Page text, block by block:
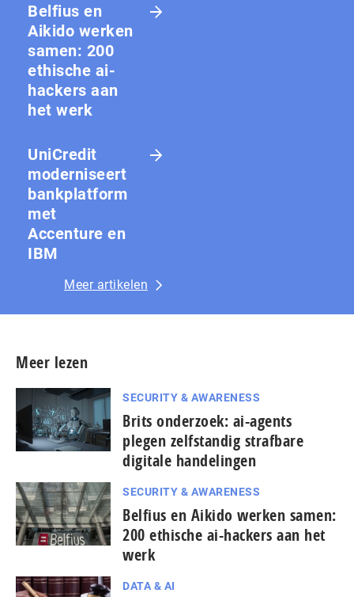
Belfius en
Aikido werken
samen: 200
ethische ai-
hackers aan
het werk
UniCredit
moderniseert
bankplatform
met
Accenture en
IBM
Meer artikelen
Meer lezen
SECURITY & AWARENESS
Brits onderzoek: ai-agents
plegen zelfstandig strafbare
digitale handelingen
SECURITY & AWARENESS
Belfius en Aikido werken samen:
200 ethische ai-hackers aan het
werk
DATA & AI